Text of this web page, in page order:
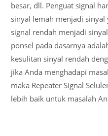
besar, dll. Penguat signal
sinyal lemah menjadi
signal rendah menjadi
ponsel pada dasarnya
kesulitan sinyal rendah
jika Anda menghadapi
maka Repeater Signal
lebih baik untuk masalah